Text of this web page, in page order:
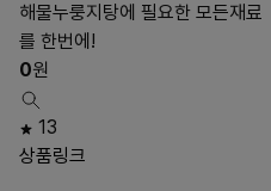
해물누룽지탕에 필요한 모든재료
를 한번에!
0원
13
상품링크